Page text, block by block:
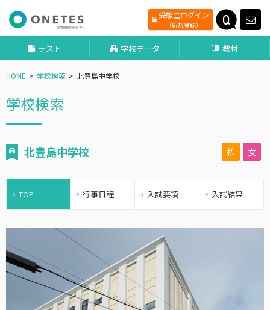
受験生ログイン
（新規登録）
テスト 学校データ 教材
HOME 学校検索 北豊島中学校
学校検索
北豊島中学校 私 女
TOP 行事日程 入試要項 入試結果